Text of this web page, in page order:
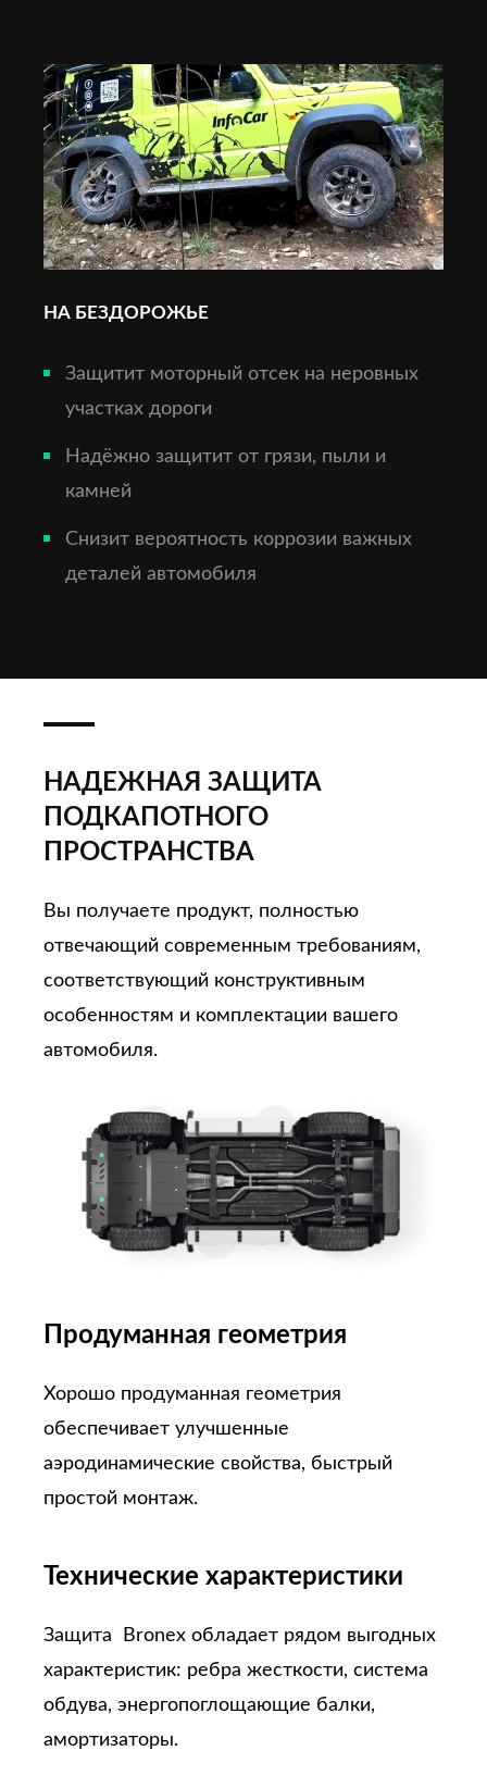
НА БЕЗДОРОЖЬЕ
Защитит моторный отсек на неровных
участках дороги
Надёжно защитит от грязи, пыли и
камней
Снизит вероятность коррозии важных
деталей автомобиля
НАДЕЖНАЯ ЗАЩИТА
ПОДКАПОТНОГО
ПРОСТРАНСТВА
Вы получаете продукт, полностью
отвечающий современным требованиям,
соответствующий конструктивным
особенностям и комплектации вашего
автомобиля.
Продуманная геометрия
Хорошо продуманная геометрия
обеспечивает улучшенные
аэродинамические свойства, быстрый
простой монтаж.
Технические характеристики
Защита Bronex обладает рядом выгодных
характеристик: ребра жесткости, система
обдува, энергопоглощающие балки,
амортизаторы.